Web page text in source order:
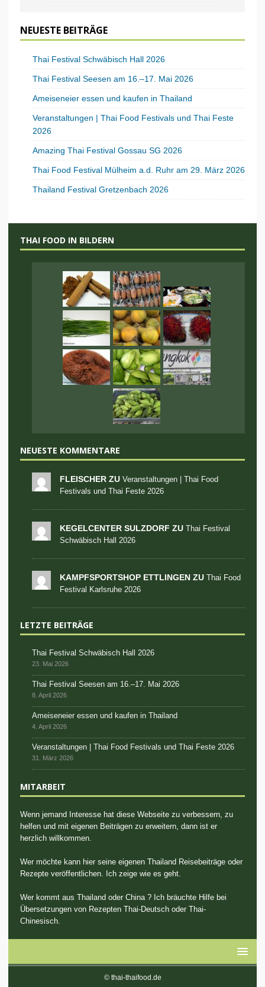
NEUESTE BEITRÄGE
Thai Festival Schwäbisch Hall 2026
Thai Festival Seesen am 16.–17. Mai 2026
Ameiseneier essen und kaufen in Thailand
Veranstaltungen | Thai Food Festivals und Thai Feste
2026
Amazing Thai Festival Gossau SG 2026
Thai Food Festival Mülheim a.d. Ruhr am 29. März 2026
Thailand Festival Gretzenbach 2026
THAI FOOD IN BILDERN
NEUESTE KOMMENTARE
FLEISCHER ZU Veranstaltungen | Thai Food
Festivals und Thai Feste 2026
KEGELCENTER SULZDORF ZU Thai Festival
Schwäbisch Hall 2026
KAMPFSPORTSHOP ETTLINGEN ZU Thai Food
Festival Karlsruhe 2026
LETZTE BEITRÄGE
Thai Festival Schwäbisch Hall 2026
23. Mai 2026
Thai Festival Seesen am 16.–17. Mai 2026
8. April 2026
Ameiseneier essen und kaufen in Thailand
4. April 2026
Veranstaltungen | Thai Food Festivals und Thai Feste 2026
31. März 2026
MITARBEIT
Wenn jemand Interesse hat diese Webseite zu verbessern, zu
helfen und mit eigenen Beiträgen zu erweitern, dann ist er
herzlich willkommen.
Wer möchte kann hier seine eigenen Thailand Reisebeiträge oder
Rezepte veröffentlichen. Ich zeige wie es geht.
Wer kommt aus Thailand oder China ? Ich bräuchte Hilfe bei
Übersetzungen von Rezepten Thai-Deutsch oder Thai-
Chinesisch.
© thai-thaifood.de